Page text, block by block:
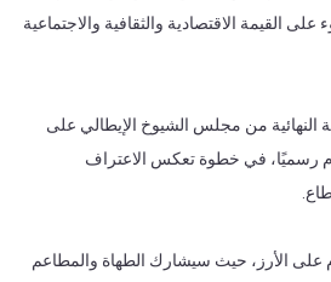
القيمة الاقتصادية والثقافية والاجتماعية
النهائية من مجلس الشيوخ الإيطالي على
رسميًا، في خطوة تعكس الاعتراف
على الأرز، حيث سيشارك الطهاة والمطاعم